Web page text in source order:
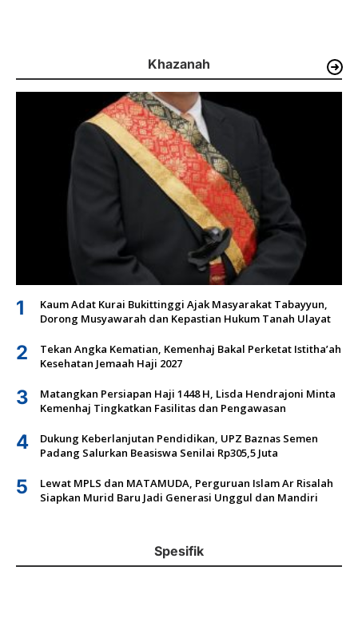
Khazanah
1
Kaum Adat Kurai Bukittinggi Ajak Masyarakat Tabayyun,
Dorong Musyawarah dan Kepastian Hukum Tanah Ulayat
2
Tekan Angka Kematian, Kemenhaj Bakal Perketat Istitha’ah
Kesehatan Jemaah Haji 2027
3
Matangkan Persiapan Haji 1448 H, Lisda Hendrajoni Minta
Kemenhaj Tingkatkan Fasilitas dan Pengawasan
4
Dukung Keberlanjutan Pendidikan, UPZ Baznas Semen
Padang Salurkan Beasiswa Senilai Rp305,5 Juta
5
Lewat MPLS dan MATAMUDA, Perguruan Islam Ar Risalah
Siapkan Murid Baru Jadi Generasi Unggul dan Mandiri
Spesifik